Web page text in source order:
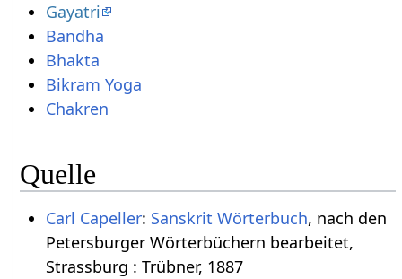
Gayatri
Bandha
Bhakta
Bikram Yoga
Chakren
Quelle
Carl Capeller: Sanskrit Wörterbuch, nach den
Petersburger Wörterbüchern bearbeitet,
Strassburg : Trübner, 1887